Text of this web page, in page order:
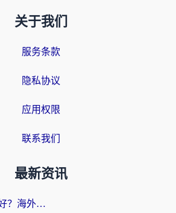
关于我们
服务条款
隐私协议
应用权限
联系我们
最新资讯
雷神手游和sixfast哪个好？海外党亲测3款回国加速器，教你选对不踩坑